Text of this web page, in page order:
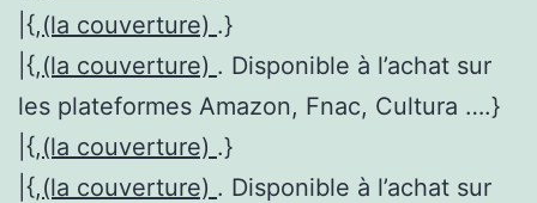
|{,(la couverture) .}
|{,(la couverture) . Disponible à l’achat sur
les plateformes Amazon, Fnac, Cultura ….}
|{,(la couverture) .}
|{,(la couverture) . Disponible à l’achat sur